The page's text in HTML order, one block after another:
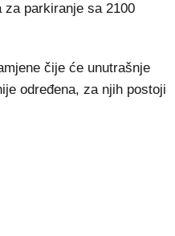
parkiranje sa 2100
čije će unutrašnje
određena, za njih postoji